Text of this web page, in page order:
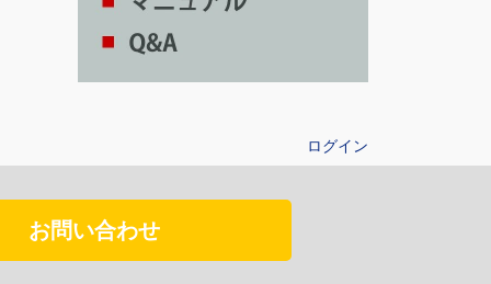
ログイン
お問い合わせ